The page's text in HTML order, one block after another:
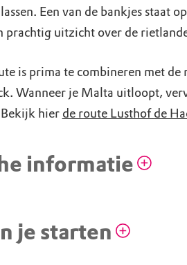
Een van de bankjes staat
prachtig uitzicht over de
is prima te combineren met de
Wanneer je Malta uitloopt,
hier de route Lusthof de
informatie
je starten